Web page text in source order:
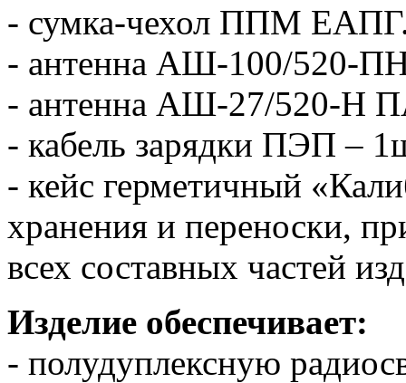
- сумка-чехол ППМ
- антенна АШ-100/520-
- антенна АШ-27/520-Н
- кабель зарядки ПЭП –
- кейс герметичный
хранения и переноски,
всех составных частей
Изделие обеспечивает:
- полудуплексную